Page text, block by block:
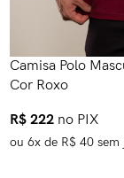
Camisa Polo
Cor Roxo
R$ 222 no PIX
ou 6x de R$ 40 sem